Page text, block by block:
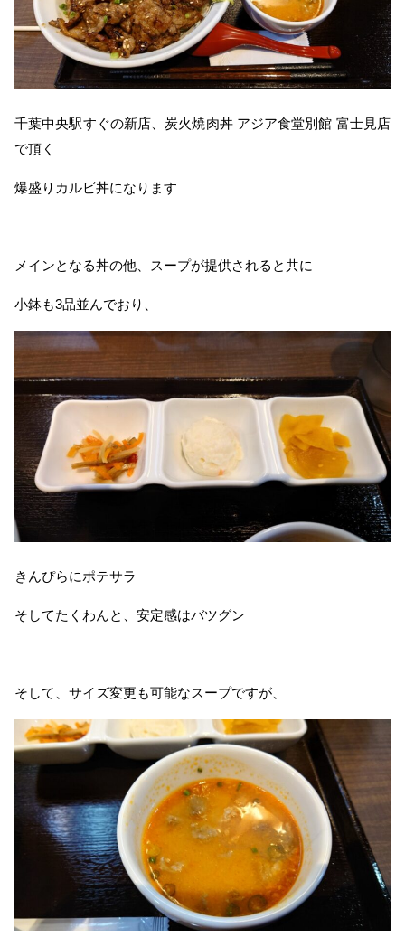
千葉中央駅すぐの新店、炭火焼肉丼 アジア食堂別館 富士見店
で頂く
爆盛りカルビ丼になります
メインとなる丼の他、スープが提供されると共に
小鉢も3品並んでおり、
きんぴらにポテサラ
そしてたくわんと、安定感はバツグン
そして、サイズ変更も可能なスープですが、